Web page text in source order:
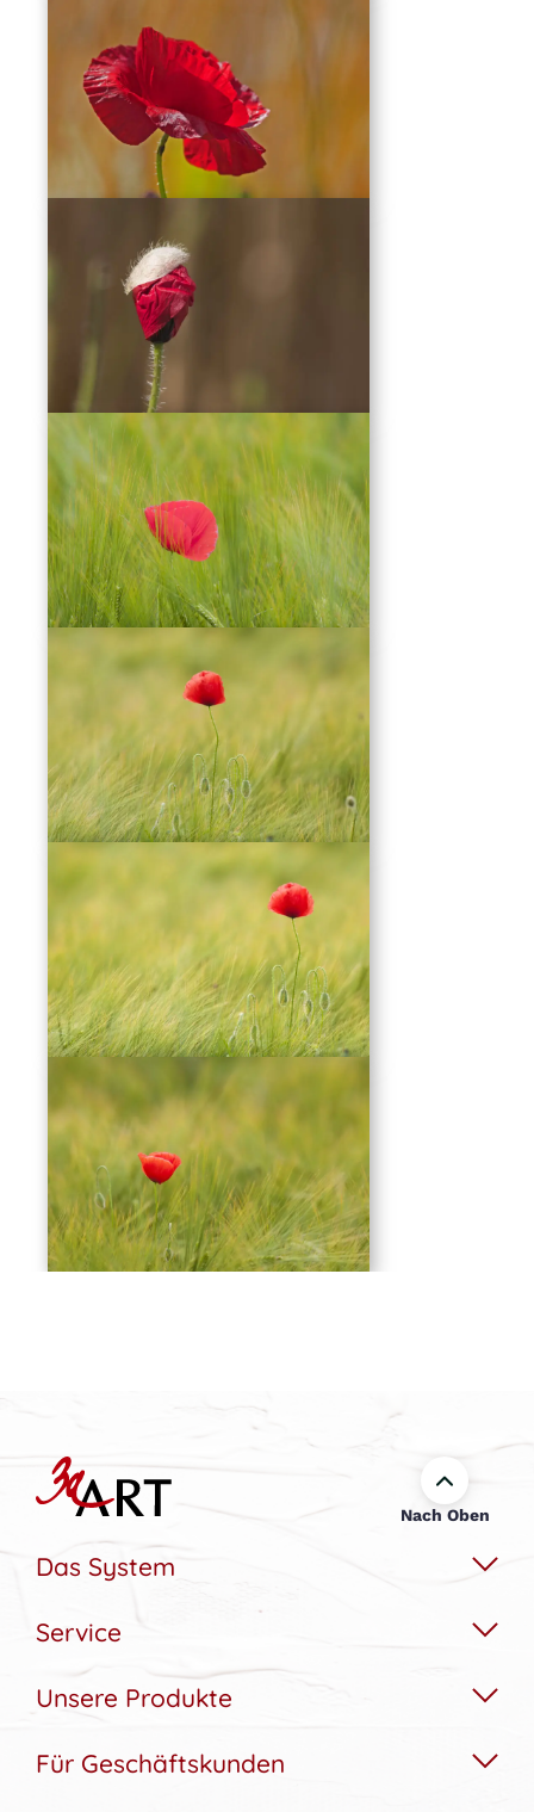
Nach Oben
Das System
Das Wechselbildsystem
Nachhaltigkeit
Bildergalerie
Service
Hilfe & Kontakt
Unsere Produkte
Akustikbilder
Für Geschäftskunden